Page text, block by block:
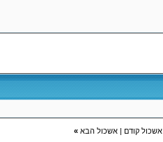
אשכול קודם | אשכול הבא »